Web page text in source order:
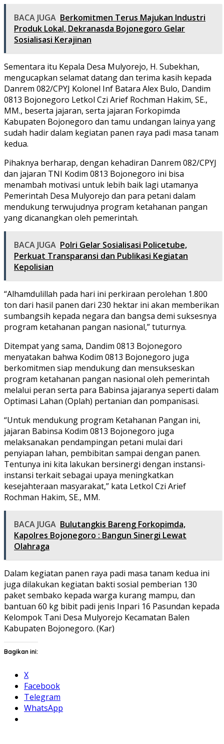
BACA JUGA Berkomitmen Terus Majukan Industri
Produk Lokal, Dekranasda Bojonegoro Gelar
Sosialisasi Kerajinan
Sementara itu Kepala Desa Mulyorejo, H. Subekhan,
mengucapkan selamat datang dan terima kasih kepada
Danrem 082/CPYJ Kolonel Inf Batara Alex Bulo, Dandim
0813 Bojonegoro Letkol Czi Arief Rochman Hakim, SE.,
MM., beserta jajaran, serta jajaran Forkopimda
Kabupaten Bojonegoro dan tamu undangan lainya yang
sudah hadir dalam kegiatan panen raya padi masa tanam
kedua.
Pihaknya berharap, dengan kehadiran Danrem 082/CPYJ
dan jajaran TNI Kodim 0813 Bojonegoro ini bisa
menambah motivasi untuk lebih baik lagi utamanya
Pemerintah Desa Mulyorejo dan para petani dalam
mendukung terwujudnya program ketahanan pangan
yang dicanangkan oleh pemerintah.
BACA JUGA Polri Gelar Sosialisasi Policetube,
Perkuat Transparansi dan Publikasi Kegiatan
Kepolisian
“Alhamdulillah pada hari ini perkiraan perolehan 1.800
ton dari hasil panen dari 230 hektar ini akan memberikan
sumbangsih kepada negara dan bangsa demi suksesnya
program ketahanan pangan nasional,” tuturnya.
Ditempat yang sama, Dandim 0813 Bojonegoro
menyatakan bahwa Kodim 0813 Bojonegoro juga
berkomitmen siap mendukung dan mensukseskan
program ketahanan pangan nasional oleh pemerintah
melalui peran serta para Babinsa jajaranya seperti dalam
Optimasi Lahan (Oplah) pertanian dan pompanisasi.
“Untuk mendukung program Ketahanan Pangan ini,
jajaran Babinsa Kodim 0813 Bojonegoro juga
melaksanakan pendampingan petani mulai dari
penyiapan lahan, pembibitan sampai dengan panen.
Tentunya ini kita lakukan bersinergi dengan instansi-
instansi terkait sebagai upaya meningkatkan
kesejahteraan masyarakat,” kata Letkol Czi Arief
Rochman Hakim, SE., MM.
BACA JUGA Bulutangkis Bareng Forkopimda,
Kapolres Bojonegoro : Bangun Sinergi Lewat
Olahraga
Dalam kegiatan panen raya padi masa tanam kedua ini
juga dilakukan kegiatan bakti sosial pemberian 130
paket sembako kepada warga kurang mampu, dan
bantuan 60 kg bibit padi jenis Inpari 16 Pasundan kepada
Kelompok Tani Desa Mulyorejo Kecamatan Balen
Kabupaten Bojonegoro. (Kar)
Bagikan ini:
X
Facebook
Telegram
WhatsApp